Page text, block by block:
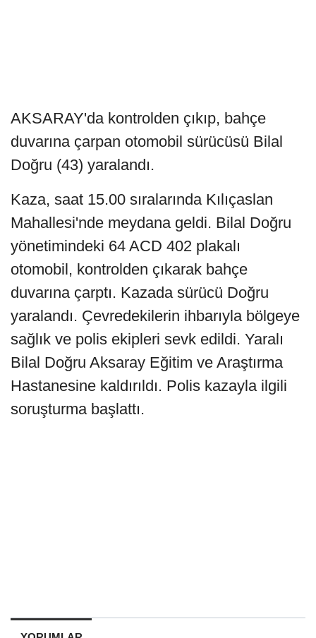
AKSARAY'da kontrolden çıkıp, bahçe
duvarına çarpan otomobil sürücüsü Bilal
Doğru (43) yaralandı.
Kaza, saat 15.00 sıralarında Kılıçaslan
Mahallesi'nde meydana geldi. Bilal Doğru
yönetimindeki 64 ACD 402 plakalı
otomobil, kontrolden çıkarak bahçe
duvarına çarptı. Kazada sürücü Doğru
yaralandı. Çevredekilerin ihbarıyla bölgeye
sağlık ve polis ekipleri sevk edildi. Yaralı
Bilal Doğru Aksaray Eğitim ve Araştırma
Hastanesine kaldırıldı. Polis kazayla ilgili
soruşturma başlattı.